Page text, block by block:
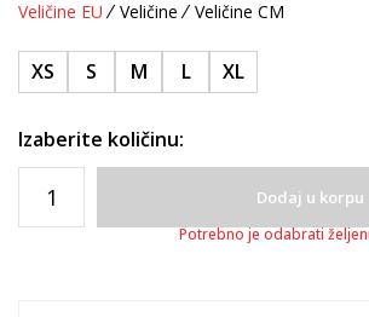
Veličine EU Veličine Veličine CM
XS S M L XL
Izaberite količinu:
Dodaj u korpu
Potrebno je odabrati